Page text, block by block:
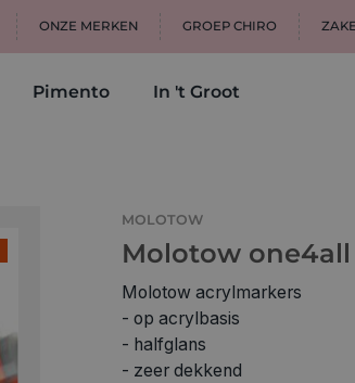
ONZE MERKEN GROEP CHIRO
Pimento In 't Groot
MOLOTOW
Molotow
Molotow acrylmarkers
- op acrylbasis
- halfglans
- zeer dekkend